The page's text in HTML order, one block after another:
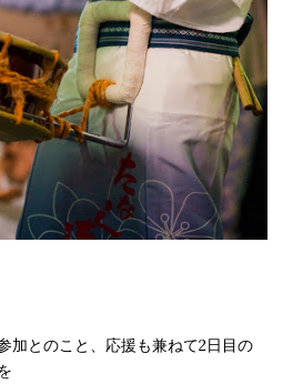
加とのこと、応援も兼ねて2日目の